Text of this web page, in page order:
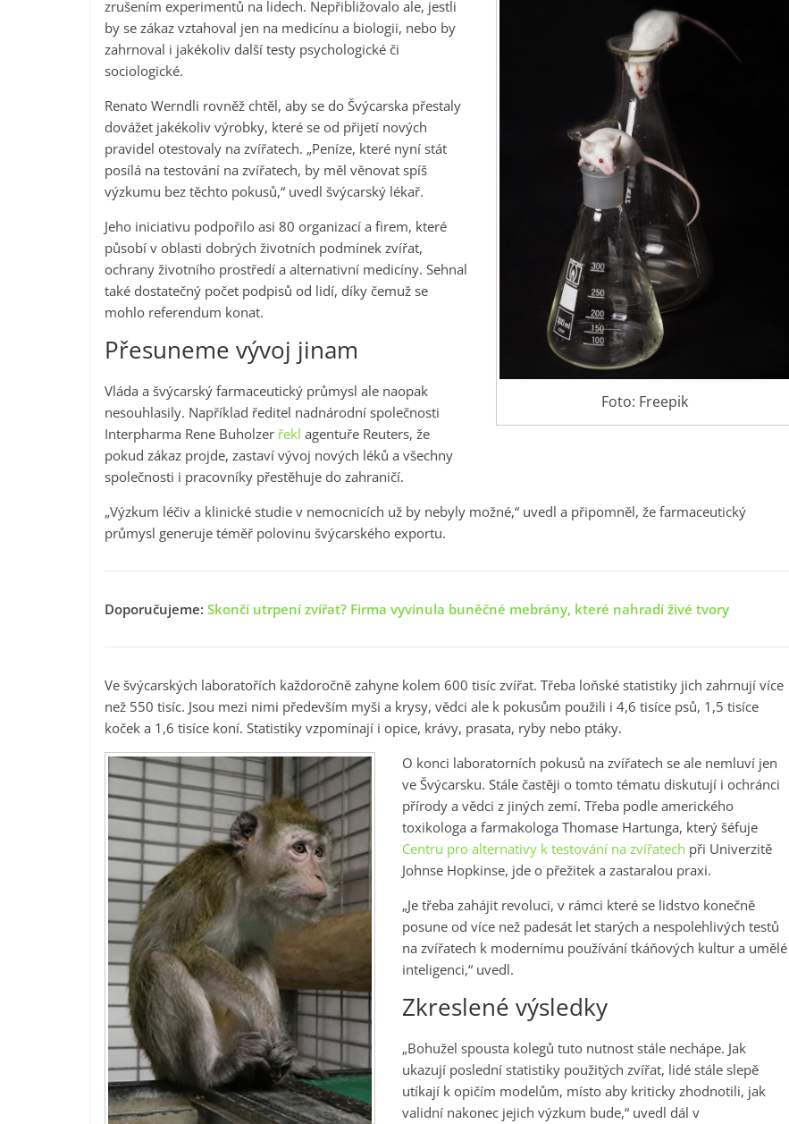
Foto: Freepik
zrušením experimentů na lidech. Nepřibližovalo ale, jestli
by se zákaz vztahoval jen na medicínu a biologii, nebo by
zahrnoval i jakékoliv další testy psychologické či
sociologické.
Renato Werndli rovněž chtěl, aby se do Švýcarska přestaly
dovážet jakékoliv výrobky, které se od přijetí nových
pravidel otestovaly na zvířatech. „Peníze, které nyní stát
posílá na testování na zvířatech, by měl věnovat spíš
výzkumu bez těchto pokusů,“ uvedl švýcarský lékař.
Jeho iniciativu podpořilo asi 80 organizací a firem, které
působí v oblasti dobrých životních podmínek zvířat,
ochrany životního prostředí a alternativní medicíny. Sehnal
také dostatečný počet podpisů od lidí, díky čemuž se
mohlo referendum konat.
Přesuneme vývoj jinam
Vláda a švýcarský farmaceutický průmysl ale naopak
nesouhlasily. Například ředitel nadnárodní společnosti
Interpharma Rene Buholzer řekl agentuře Reuters, že
pokud zákaz projde, zastaví vývoj nových léků a všechny
společnosti i pracovníky přestěhuje do zahraničí.
„Výzkum léčiv a klinické studie v nemocnicích už by nebyly možné,“ uvedl a připomněl, že farmaceutický
průmysl generuje téměř polovinu švýcarského exportu.
Doporučujeme: Skončí utrpení zvířat? Firma vyvinula buněčné mebrány, které nahradí živé tvory
Ve švýcarských laboratořích každoročně zahyne kolem 600 tisíc zvířat. Třeba loňské statistiky jich zahrnují více
než 550 tisíc. Jsou mezi nimi především myši a krysy, vědci ale k pokusům použili i 4,6 tisíce psů, 1,5 tisíce
koček a 1,6 tisíce koní. Statistiky vzpomínají i opice, krávy, prasata, ryby nebo ptáky.
O konci laboratorních pokusů na zvířatech se ale nemluví jen
ve Švýcarsku. Stále častěji o tomto tématu diskutují i ochránci
přírody a vědci z jiných zemí. Třeba podle amerického
toxikologa a farmakologa Thomase Hartunga, který šéfuje
Centru pro alternativy k testování na zvířatech při Univerzitě
Johnse Hopkinse, jde o přežitek a zastaralou praxi.
„Je třeba zahájit revoluci, v rámci které se lidstvo konečně
posune od více než padesát let starých a nespolehlivých testů
na zvířatech k modernímu používání tkáňových kultur a umělé
inteligenci,“ uvedl.
Zkreslené výsledky
„Bohužel spousta kolegů tuto nutnost stále nechápe. Jak
ukazují poslední statistiky použitých zvířat, lidé stále slepě
utíkají k opičím modelům, místo aby kriticky zhodnotili, jak
validní nakonec jejich výzkum bude,“ uvedl dál v